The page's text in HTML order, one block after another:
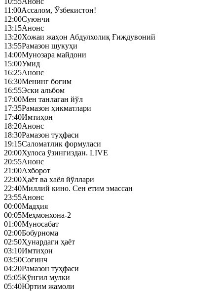
11:00Ассалом, Ўзбекистон!
12:00Суюнчи
13:15Анонс
13:20Хожаи жаҳон Абдулхолиқ Ғиждувоний
13:55Рамазон шукуҳи
14:00Мунозара майдони
15:00Умид
16:25Анонс
16:30Менинг боғим
16:55Эски альбом
17:00Мен танлаган йўл
17:35Рамазон ҳикматлари
17:40Имтиҳон
18:20Анонс
18:30Рамазон туҳфаси
19:15Саломатлик формуласи
20:00Хулоса ўзингиздан. LIVE
20:55Анонс
21:00Ахборот
22:00Ҳаёт ва хаёл йўллари
22:40Миллий кино. Сен етим эмассан
23:55Анонс
00:00Мадҳия
00:05Меҳмонхона-2
01:00Муносабат
02:00Бобурнома
02:50Ҳунардаги ҳаёт
03:10Имтиҳон
03:50Соғинч
04:20Рамазон туҳфаси
05:05Кўнгил мулки
05:40Юртим жамоли